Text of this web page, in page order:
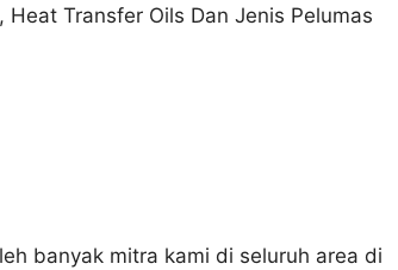
Transfer Oils Dan Jenis Pelumas
banyak mitra kami di seluruh area di